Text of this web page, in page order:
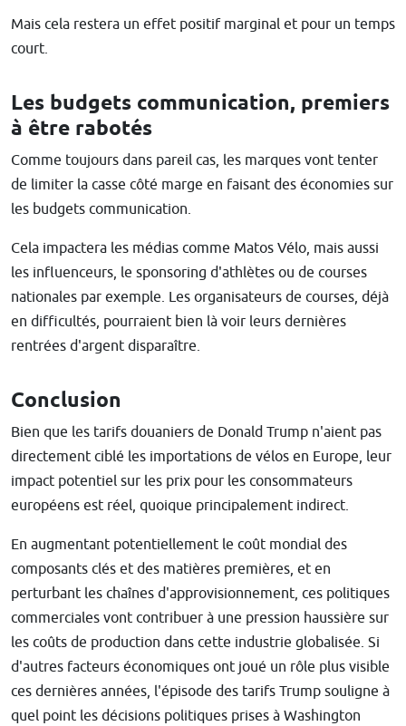
Mais cela restera un effet positif marginal et pour un temps
court.
Les budgets communication, premiers
à être rabotés
Comme toujours dans pareil cas, les marques vont tenter
de limiter la casse côté marge en faisant des économies sur
les budgets communication.
Cela impactera les médias comme Matos Vélo, mais aussi
les influenceurs, le sponsoring d'athlètes ou de courses
nationales par exemple. Les organisateurs de courses, déjà
en difficultés, pourraient bien là voir leurs dernières
rentrées d'argent disparaître.
Conclusion
Bien que les tarifs douaniers de Donald Trump n'aient pas
directement ciblé les importations de vélos en Europe, leur
impact potentiel sur les prix pour les consommateurs
européens est réel, quoique principalement indirect.
En augmentant potentiellement le coût mondial des
composants clés et des matières premières, et en
perturbant les chaînes d'approvisionnement, ces politiques
commerciales vont contribuer à une pression haussière sur
les coûts de production dans cette industrie globalisée. Si
d'autres facteurs économiques ont joué un rôle plus visible
ces dernières années, l'épisode des tarifs Trump souligne à
quel point les décisions politiques prises à Washington